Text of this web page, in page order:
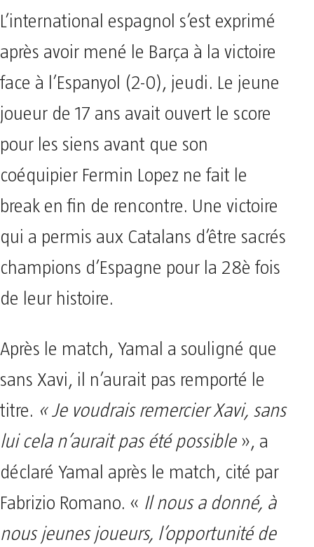
L’international espagnol s’est exprimé
après avoir mené le Barça à la victoire
face à l’Espanyol (2-0), jeudi. Le jeune
joueur de 17 ans avait ouvert le score
pour les siens avant que son
coéquipier Fermin Lopez ne fait le
break en fin de rencontre. Une victoire
qui a permis aux Catalans d’être sacrés
champions d’Espagne pour la 28è fois
de leur histoire.
Après le match, Yamal a souligné que
sans Xavi, il n’aurait pas remporté le
titre. « Je voudrais remercier Xavi, sans
lui cela n’aurait pas été possible », a
déclaré Yamal après le match, cité par
Fabrizio Romano. « Il nous a donné, à
nous jeunes joueurs, l’opportunité de